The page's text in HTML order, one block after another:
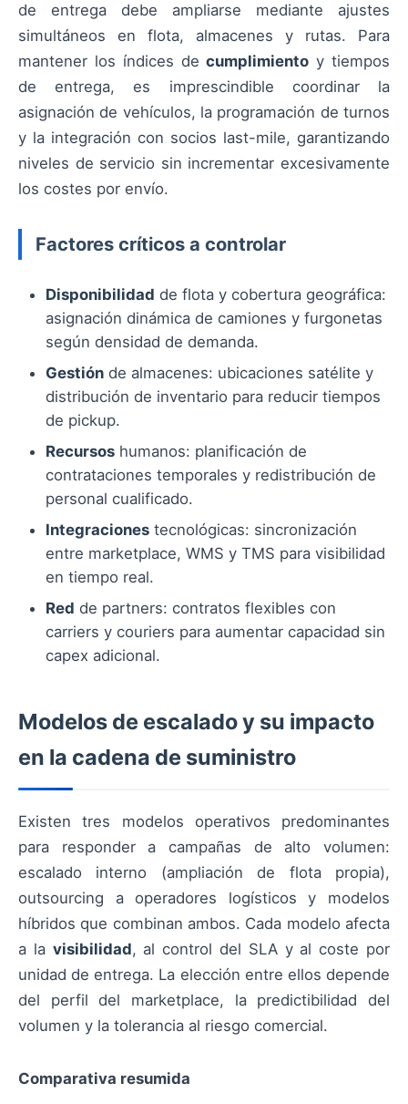
de entrega debe ampliarse mediante ajustes
simultáneos en flota, almacenes y rutas. Para
mantener los índices decumplimiento y tiempos
de entrega, es imprescindible coordinar la
asignación de vehículos, la programación de turnos
y la integración con socios last-mile, garantizando
niveles de servicio sin incrementar excesivamente
los costes por envío.
Factores críticos a controlar
Disponibilidad de flota y cobertura geográfica:
asignación dinámica de camiones y furgonetas
según densidad de demanda.
Gestión de almacenes: ubicaciones satélite y
distribución de inventario para reducir tiempos
de pickup.
Recursos humanos: planificación de
contrataciones temporales y redistribución de
personal cualificado.
Integraciones tecnológicas: sincronización
entre marketplace, WMS y TMS para visibilidad
en tiempo real.
Red de partners: contratos flexibles con
carriers y couriers para aumentar capacidad sin
capex adicional.
Modelos de escalado y su impacto
en la cadena de suministro
Existen tres modelos operativos predominantes
para responder a campañas de alto volumen:
escalado interno (ampliación de flota propia),
outsourcing a operadores logísticos y modelos
híbridos que combinan ambos. Cada modelo afecta
a la visibilidad, al control del SLA y al coste por
unidad de entrega. La elección entre ellos depende
del perfil del marketplace, la predictibilidad del
volumen y la tolerancia al riesgo comercial.
Comparativa resumida